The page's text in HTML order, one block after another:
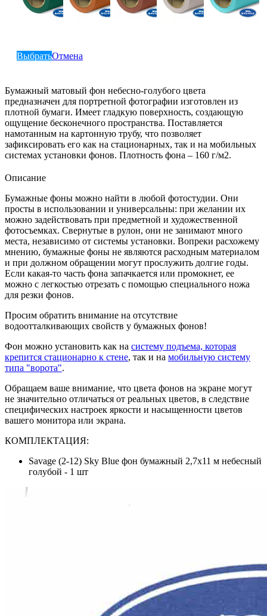
ВыбратьОтмена
Бумажный матовый фон небесно-голубого цвета
предназначен для портретной фотографии изготовлен из
плотной бумаги. Имеет гладкую поверхность, создающую
ощущение бесконечного пространства. Поставляется
намотанным на картонную трубу, что позволяет
зафиксировать его как на стационарных, так и на мобильных
системах установки фонов. Плотность фона – 160 г/м2.
Описание
Бумажные фоны можно найти в любой фотостудии. Они
просты в использовании и универсальны: при желании их
можно задействовать при предметной и художественной
фотосъемках. Свернутые в рулон, они не занимают много
места, независимо от системы установки. Вопреки расхожему
мнению, бумажные фоны не являются расходным материалом
и при должном обращении могут прослужить долгие годы.
Если какая-то часть фона запачкается или промокнет, ее
можно с легкостью отрезать с помощью специального ножа
для резки фонов.
Просим обратить внимание на отсутствие
водоотталкивающих свойств у бумажных фонов!
Фон можно установить как на систему подъема, которая
крепится стационарно к стене, так и на мобильную систему
типа "ворота".
Обращаем ваше внимание, что цвета фонов на экране могут
не значительно отличаться от реальных цветов, в следствие
специфических настроек яркости и насыщенности цветов
вашего монитора или экрана.
КОМПЛЕКТАЦИЯ:
Savage (2-12) Sky Blue фон бумажный 2,7x11 м небесный
голубой - 1 шт